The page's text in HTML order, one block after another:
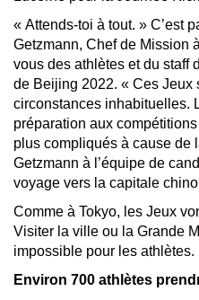
« Attends-toi à tout. » C’est
Getzmann, Chef de Mission
vous des athlètes et du staff
de Beijing 2022. « Ces Jeux
circonstances inhabituelles.
préparation aux
plus compliqués à cause de
Getzmann à l’équipe de
voyage vers la capitale
Comme à Tokyo, les Jeux
Visiter la ville ou la Grande
impossible pour les athlètes.
Environ 700 athlètes